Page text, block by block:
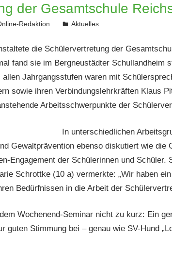
der Gesamtschule
Redaktion Aktuelles
die Schülervertretung der
fand sie im Bergneustädter Schullandheim
Jahrgangsstufen waren mit
sowie ihren Verbindungslehrkräften Klaus
Arbeitsschwerpunkte der
In unterschiedlichen
Gewaltprävention ebenso diskutiert wie die
Engagement der Schülerinnen und
Schrottke (10 a) vermerkte: „Wir haben
Bedürfnissen in die Arbeit der
Wochenend-Seminar nicht zu kurz: Ein
guten Stimmung bei – genau wie SV-Hund